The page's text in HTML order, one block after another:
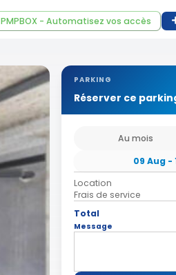
PMPBOX - Automatisez vos accès
PARKING
Réserver ce
Au mois
09 Aug -
Location
Frais de service
Total
Message